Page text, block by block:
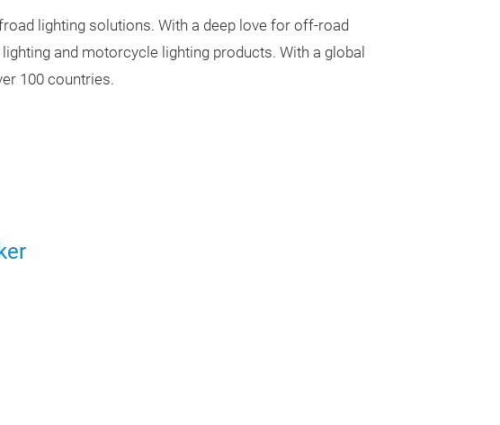
lighting solutions. With a deep love for off-road
and motorcycle lighting products. With a global
100 countries.